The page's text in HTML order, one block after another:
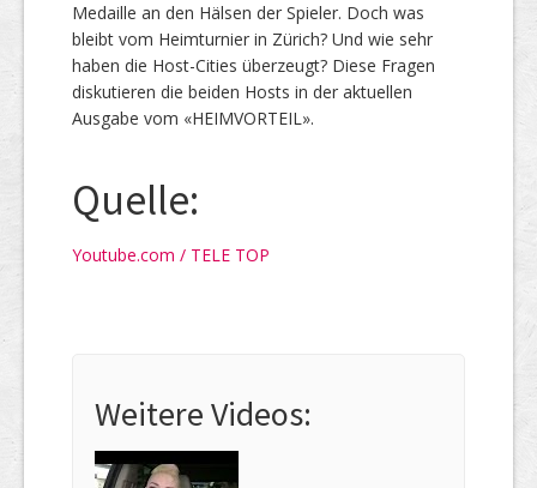
Medaille an den Hälsen der Spieler. Doch was
bleibt vom Heimturnier in Zürich? Und wie sehr
haben die Host-Cities überzeugt? Diese Fragen
diskutieren die beiden Hosts in der aktuellen
Ausgabe vom «HEIMVORTEIL».
Quelle:
Youtube.com / TELE TOP
Weitere Videos: